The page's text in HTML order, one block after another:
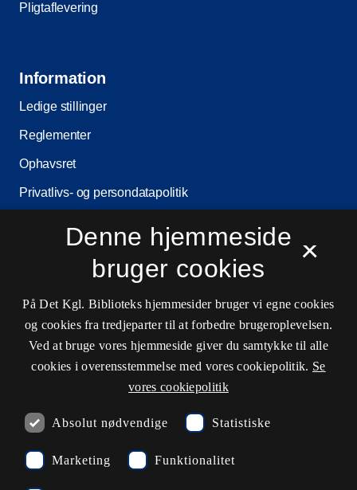
Pligtaflevering
Information
Ledige stillinger
Reglementer
Ophavsret
Privatlivs- og persondatapolitik
Cookieindstillinger
Kontaktinformationer
Åbningstider
Spørg biblioteket
×
Denne hjemmeside
bruger cookies
På Det Kgl. Biblioteks hjemmesider bruger vi egne cookies
og cookies fra tredjeparter til at forbedre brugeroplevelsen.
Ved at bruge vores hjemmeside giver du samtykke til alle
cookies i overensstemmelse med vores cookiepolitik. Se
vores cookiepolitik
Absolut nødvendige Statistiske
Marketing Funktionalitet